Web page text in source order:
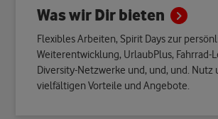
Was wir Dir bieten
Flexibles Arbeiten, Spirit Days zur
Weiterentwicklung, UrlaubPlus, Fahrrad-
Diversity-Netzwerke und, und, und. Nutz
vielfältigen Vorteile und Angebote.